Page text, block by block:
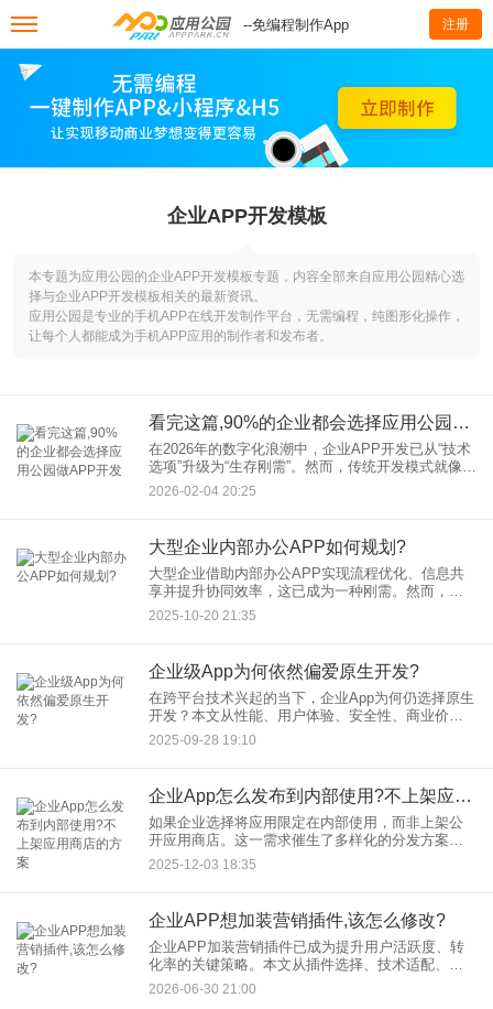
--免编程制作App 注册
企业APP开发模板
本专题为应用公园的企业APP开发模板专题，内容全部来自应用公园精心选
择与企业APP开发模板相关的最新资讯。
应用公园是专业的手机APP在线开发制作平台，无需编程，纯图形化操作，
让每个人都能成为手机APP应用的制作者和发布者。
看完这篇,90%的企业都会选择应用公园做APP开发
在2026年的数字化浪潮中，企业APP开发已从“技术
选项”升级为“生存刚需”。然而，传统开发模式就像一
座难以跨越的大山，高成本、长周期、技术门槛高
这些问题，让中小企业望而却步。而应用公园凭借
2026-02-04 20:25
大型企业内部办公APP如何规划?
大型企业借助内部办公APP实现流程优化、信息共
享并提升协同效率，这已成为一种刚需。然而，如
何规划一款真正贴合企业需求的办公APP？本文将
从功能定位、技术架构、用户体验三个维度展开分
2025-10-20 21:35
企业级App为何依然偏爱原生开发?
在跨平台技术兴起的当下，企业App为何仍选择原生
开发？本文从性能、用户体验、安全性、商业价值
四大维度深度解析，揭示原生开发在企业级应用中
的不可替代性，助您理解技术选型背后的战略逻
2025-09-28 19:10
企业App怎么发布到内部使用?不上架应用商店的方案
如果企业选择将应用限定在内部使用，而非上架公
开应用商店。这一需求催生了多样化的分发方案。
本文将从iOS与鸿蒙系统两大主流平台出发，详细解
析企业App不上架应用商店的三大主流分发路径，助
2025-12-03 18:35
企业APP想加装营销插件,该怎么修改?
企业APP加装营销插件已成为提升用户活跃度、转
化率的关键策略。本文从插件选择、技术适配、用
户体验优化三大维度，解析企业APP如何高效加装
营销插件，助力品牌实现流量激活与业务增长。
2026-06-30 21:00